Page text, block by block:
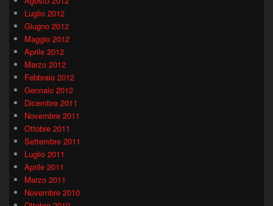
Luglio 2012
Giugno 2012
Maggio 2012
Aprile 2012
Marzo 2012
Febbraio 2012
Gennaio 2012
Dicembre 2011
Novembre 2011
Ottobre 2011
Settembre 2011
Luglio 2011
Aprile 2011
Marzo 2011
Novembre 2010